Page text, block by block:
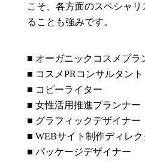
こそ、各方面のスペシャ
ることも強みです。
■ オーガニックコスメプラ
■ コスメPRコンサルタント
■ コピーライター
■ 女性活用推進プランナー
■ グラフィックデザイナー
■ WEBサイト制作ディレ
■ パッケージデザイナー